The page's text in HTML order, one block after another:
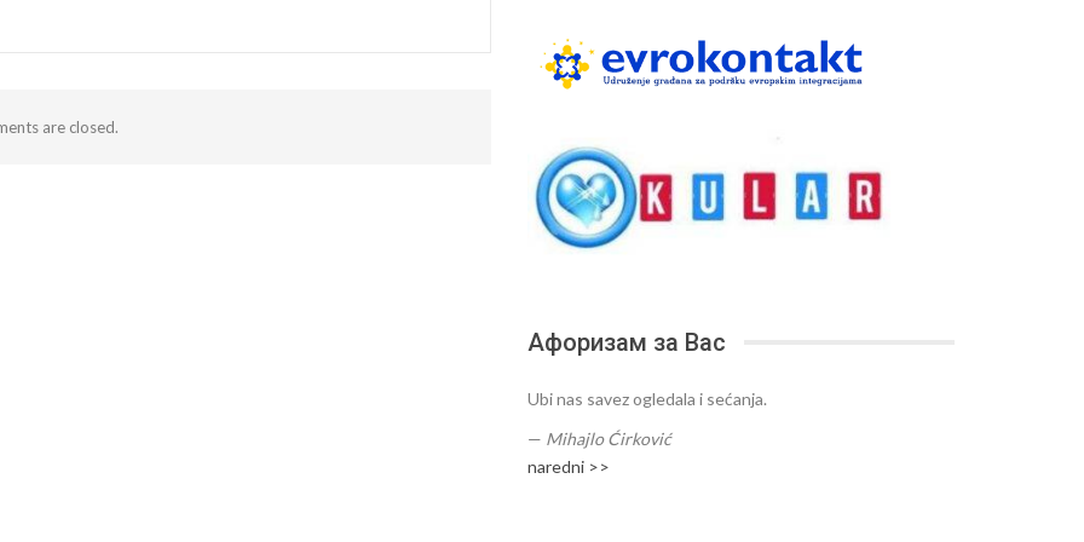
are closed.
Афоризам за Вас
Ubi nas savez ogledala i sećanja.
— Mihajlo Ćirković
naredni >>